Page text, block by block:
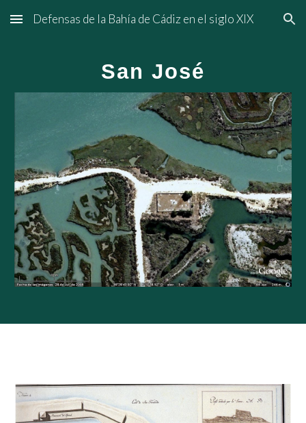
Skip to main content Skip to navigation
Defensas de la Bahía de Cádiz en el siglo XIX
San José